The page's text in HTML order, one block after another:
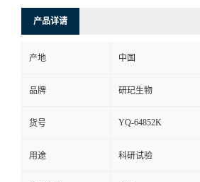
产品详请
产地 中国
品牌 研玘生物
货号 YQ-64852K
用途 科研试验